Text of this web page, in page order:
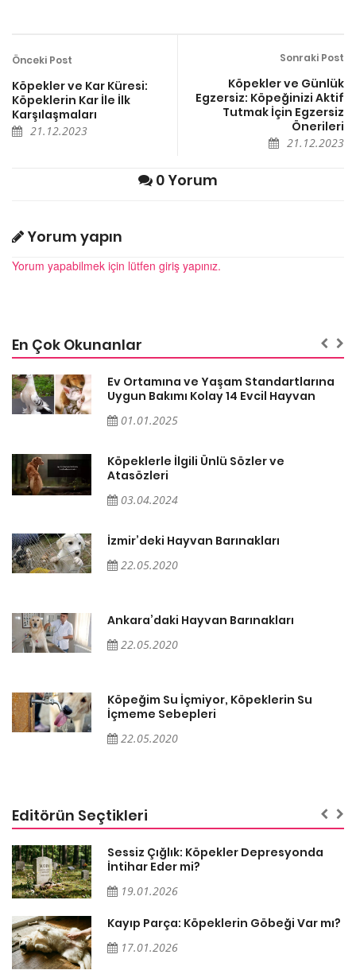
Önceki Post
Köpekler ve Kar Küresi:
Köpeklerin Kar İle İlk
Karşılaşmaları
21.12.2023
Sonraki Post
Köpekler ve Günlük
Egzersiz: Köpeğinizi Aktif
Tutmak İçin Egzersiz
Önerileri
21.12.2023
0 Yorum
Yorum yapın
Yorum yapabilmek için lütfen giriş yapınız.
En Çok Okunanlar
Ev Ortamına ve Yaşam Standartlarına
Uygun Bakımı Kolay 14 Evcil Hayvan
01.01.2025
Köpeklerle İlgili Ünlü Sözler ve
Atasözleri
03.04.2024
İzmir’deki Hayvan Barınakları
22.05.2020
Ankara’daki Hayvan Barınakları
22.05.2020
Köpeğim Su İçmiyor, Köpeklerin Su
İçmeme Sebepleri
22.05.2020
Editörün Seçtikleri
Sessiz Çığlık: Köpekler Depresyonda
İntihar Eder mi?
19.01.2026
Kayıp Parça: Köpeklerin Göbeği Var mı?
17.01.2026